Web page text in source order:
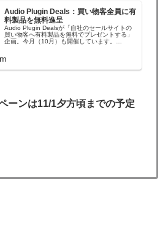
Audio Plugin Deals：買い物客全員に有
料製品を無料進呈
Audio Plugin Dealsが「自社のセールサイトの
買い物客へ有料製品を無料でプレゼントする」
企画。今月（10月）も開催しています。
トです。）＊キャンペーンは日本時間の
10/31（火）頃ま...
ーンは11/1夕方頃までの予定